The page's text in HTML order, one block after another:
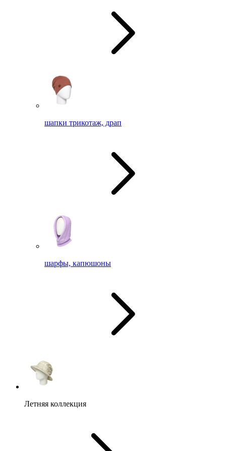
шапки трикотаж, драп
шарфы, капюшоны
Летняя коллекция